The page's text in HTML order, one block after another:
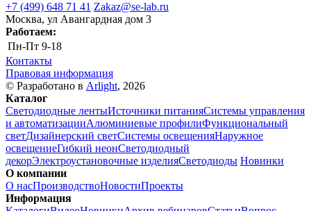
+7 (499) 648 71 41 Zakaz@se-lab.ru
Москва, ул Авангардная дом 3
Работаем:
Пн-Пт 9-18
Контакты
Правовая информация
© Разработано в Arlight, 2026
Каталог
Светодиодные лентыИсточники питанияСистемы управления
и автоматизацииАлюминиевые профилиФункциональный
светДизайнерский светСистемы освещенияНаружное
освещениеГибкий неонСветодиодный
декорЭлектроустановочные изделияСветодиоды Новинки
О компании
О насПроизводствоНовостиПроекты
Информация